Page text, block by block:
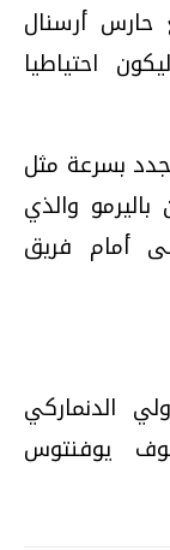
حارس أرسنال
احتياطيا
بسرعة مثل
والذي
أمام فريق
الدنماركي
يوفنتوس